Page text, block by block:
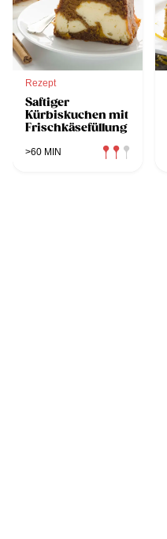
Rezept
Saftiger
Kürbiskuchen mit
Frischkäsefüllung
>60 MIN